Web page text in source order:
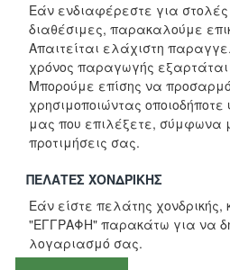
Εάν ενδιαφέρεστε για στολές
διαθέσιμες, παρακαλούμε
Απαιτείται ελάχιστη
χρόνος παραγωγής εξαρτάται
Μπορούμε επίσης να
χρησιμοποιώντας
μας που επιλέξετε, σύμφωνα
προτιμήσεις σας.
ΠΕΛΆΤΕΣ ΧΟΝΔΡΙΚΉΣ
Εάν είστε πελάτης χονδρικής,
"ΕΓΓΡΑΦΗ" παρακάτω για να
λογαριασμό σας.